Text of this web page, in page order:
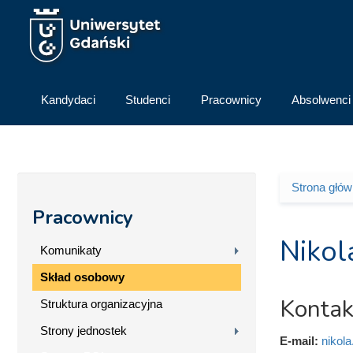
Przejdź do treści
Kandydaci Studenci Pracownicy Absolwenci
Pracownicy
Komunikaty
Skład osobowy
Struktura organizacyjna
Strony jednostek
Strona
E-mail: